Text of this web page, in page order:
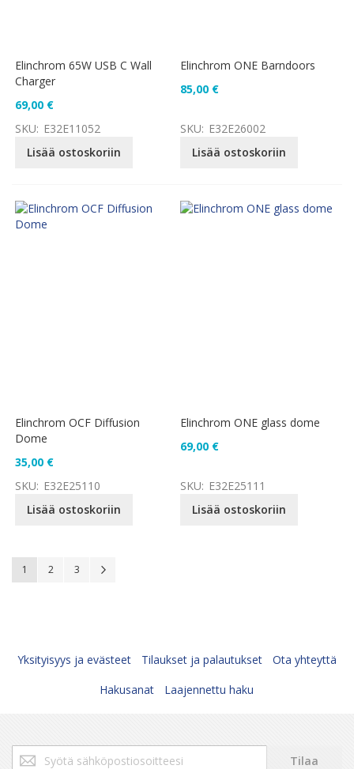
Elinchrom 65W USB C Wall
Charger
69,00 €
SKU: E32E11052
Lisää ostoskoriin
Elinchrom ONE Barndoors
85,00 €
SKU: E32E26002
Lisää ostoskoriin
Elinchrom OCF Diffusion
Dome
35,00 €
SKU: E32E25110
Lisää ostoskoriin
Elinchrom ONE glass dome
69,00 €
SKU: E32E25111
Lisää ostoskoriin
SivuYou're currently reading page
1 Sivu
2 Sivu
3
Yksityisyys ja evästeet Tilaukset ja palautukset
Ota yhteyttä
Hakusanat
Laajennettu haku
Tilaa
Tilaa